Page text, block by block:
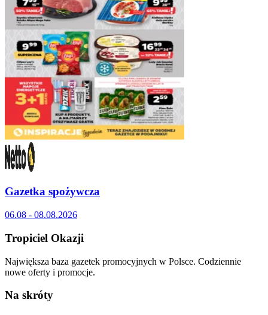
Gazetka spożywcza
06.08 - 08.08.2026
Tropiciel Okazji
Największa baza gazetek promocyjnych w Polsce. Codziennie
nowe oferty i promocje.
Na skróty